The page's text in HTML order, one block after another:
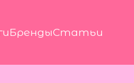
БрендыСтатьи